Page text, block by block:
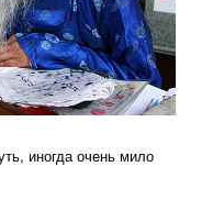
иногда очень мило